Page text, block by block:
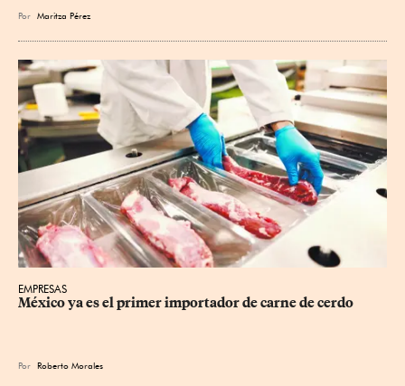
Por Maritza Pérez
EMPRESAS
México ya es el primer importador de carne de cerdo
Por Roberto Morales